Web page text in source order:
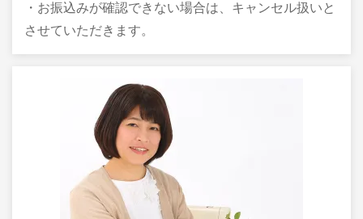
・お振込みが確認できない場合は、キャンセル扱いと
させていただきます。